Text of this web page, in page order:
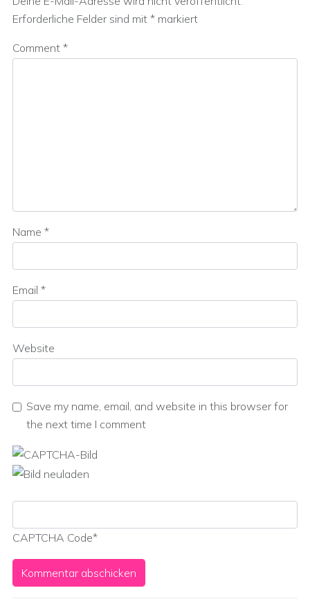
Erforderliche Felder sind mit * markiert
Comment *
Name *
Email *
Website
Save my name, email, and website in this browser for
the next time I comment
CAPTCHA Code*